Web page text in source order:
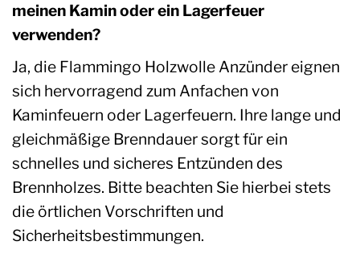
meinen Kamin oder ein Lagerfeuer
verwenden?
Ja, die Flammingo Holzwolle Anzünder eignen
sich hervorragend zum Anfachen von
Kaminfeuern oder Lagerfeuern. Ihre lange und
gleichmäßige Brenndauer sorgt für ein
schnelles und sicheres Entzünden des
Brennholzes. Bitte beachten Sie hierbei stets
die örtlichen Vorschriften und
Sicherheitsbestimmungen.